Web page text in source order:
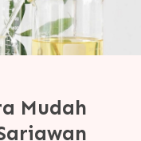
Mudah